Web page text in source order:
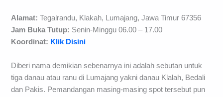
Alamat: Tegalrandu, Klakah, Lumajang, Jawa Timur 67356
Jam Buka Tutup: Senin-Minggu 06.00 – 17.00
Koordinat: Klik Disini
Diberi nama demikian sebenarnya ini adalah sebutan untuk
tiga danau atau ranu di Lumajang yakni danau Klalah, Bedali
dan Pakis. Pemandangan masing-masing spot tersebut pun